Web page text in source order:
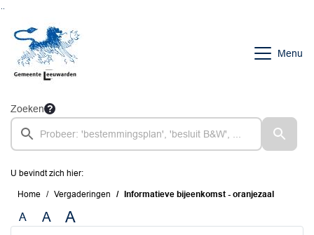
Menu
Zoeken
U bevindt zich hier:
Home Vergaderingen Informatieve bijeenkomst - oranjezaal
A A A